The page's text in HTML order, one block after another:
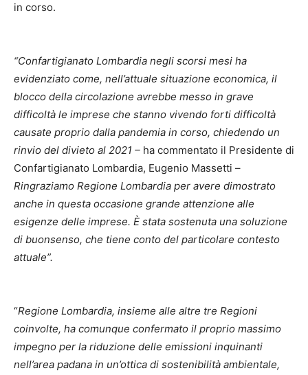
in corso.
“Confartigianato Lombardia negli scorsi mesi ha
evidenziato come, nell’attuale situazione economica, il
blocco della circolazione avrebbe messo in grave
difficoltà le imprese che stanno vivendo forti difficoltà
causate proprio dalla pandemia in corso, chiedendo un
rinvio del divieto al 2021 – ha commentato il Presidente di
Confartigianato Lombardia, Eugenio Massetti –
Ringraziamo Regione Lombardia per avere dimostrato
anche in questa occasione grande attenzione alle
esigenze delle imprese. È stata sostenuta una soluzione
di buonsenso, che tiene conto del particolare contesto
attuale”.
“Regione Lombardia, insieme alle altre tre Regioni
coinvolte, ha comunque confermato il proprio massimo
impegno per la riduzione delle emissioni inquinanti
nell’area padana in un’ottica di sostenibilità ambientale,